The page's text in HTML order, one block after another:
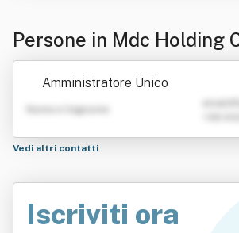
Persone in Mdc Holding
l
Amministratore Unico
Nome e Cognome
Vedi altri contatti
Iscriviti ora